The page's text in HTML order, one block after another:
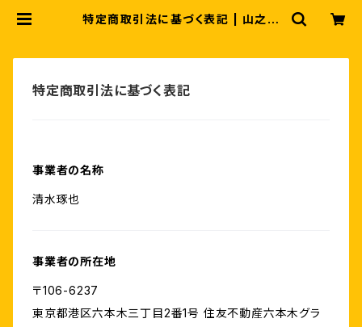
特定商取引法に基づく表記 | 山之村
特定商取引法に基づく表記
事業者の名称
清水琢也
事業者の所在地
〒106-6237
東京都港区六本木三丁目2番1号 住友不動産六本木グラ